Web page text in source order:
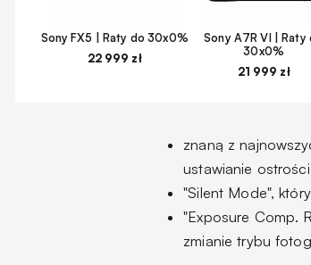
Sony FX5 | Raty do 30x0%
22 999 zł
Sony A7R VI | Raty
30x0%
21 999 zł
znaną z
ustawianie
"Silent Mode",
"Exposure Comp.
zmianie trybu